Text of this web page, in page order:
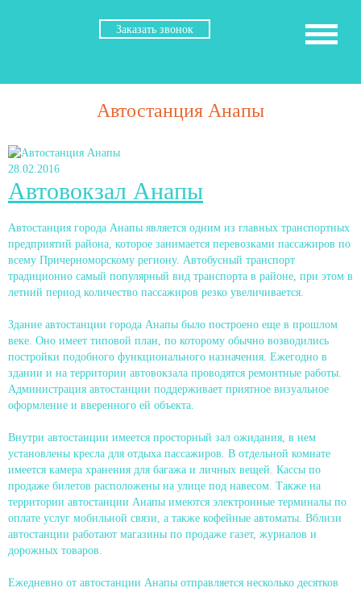
Заказать звонок
Автостанция Анапы
28.02.2016
Автовокзал Анапы
Автостанция города Анапы является одним из главных транспортных
предприятий района, которое занимается перевозками пассажиров по
всему Причерноморскому региону. Автобусный транспорт
традиционно самый популярный вид транспорта в районе, при этом в
летний период количество пассажиров резко увеличивается.
Здание автостанции города Анапы было построено еще в прошлом
веке. Оно имеет типовой план, по которому обычно возводились
постройки подобного функционального назначения. Ежегодно в
здании и на территории автовокзала проводятся ремонтные работы.
Администрация автостанции поддерживает приятное визуальное
оформление и вверенного ей объекта.
Внутри автостанции имеется просторный зал ожидания, в нем
установлены кресла для отдыха пассажиров. В отдельной комнате
имеется камера хранения для багажа и личных вещей. Кассы по
продаже билетов расположены на улице под навесом. Также на
территории автостанции Анапы имеются электронные терминалы по
оплате услуг мобильной связи, а также кофейные автоматы. Вблизи
автостанции работают магазины по продаже газет, журналов и
дорожных товаров.
Ежедневно от автостанции Анапы отправляется несколько десятков